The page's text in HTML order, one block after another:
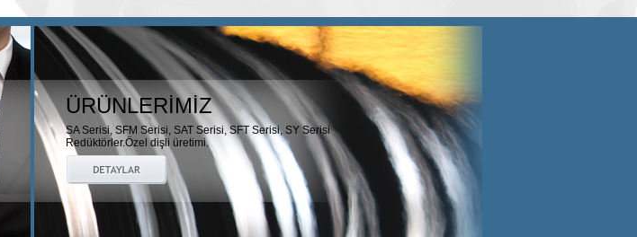
ÜRÜNLERİMİZ
SA Serisi, SFM Serisi, SAT Serisi, SFT Serisi, SY Serisi
Redüktörler.Özel dişli üretimi.